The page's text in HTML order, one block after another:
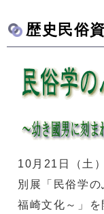
歴史民俗
10月21日（土
別展「民俗学
福崎文化～」を